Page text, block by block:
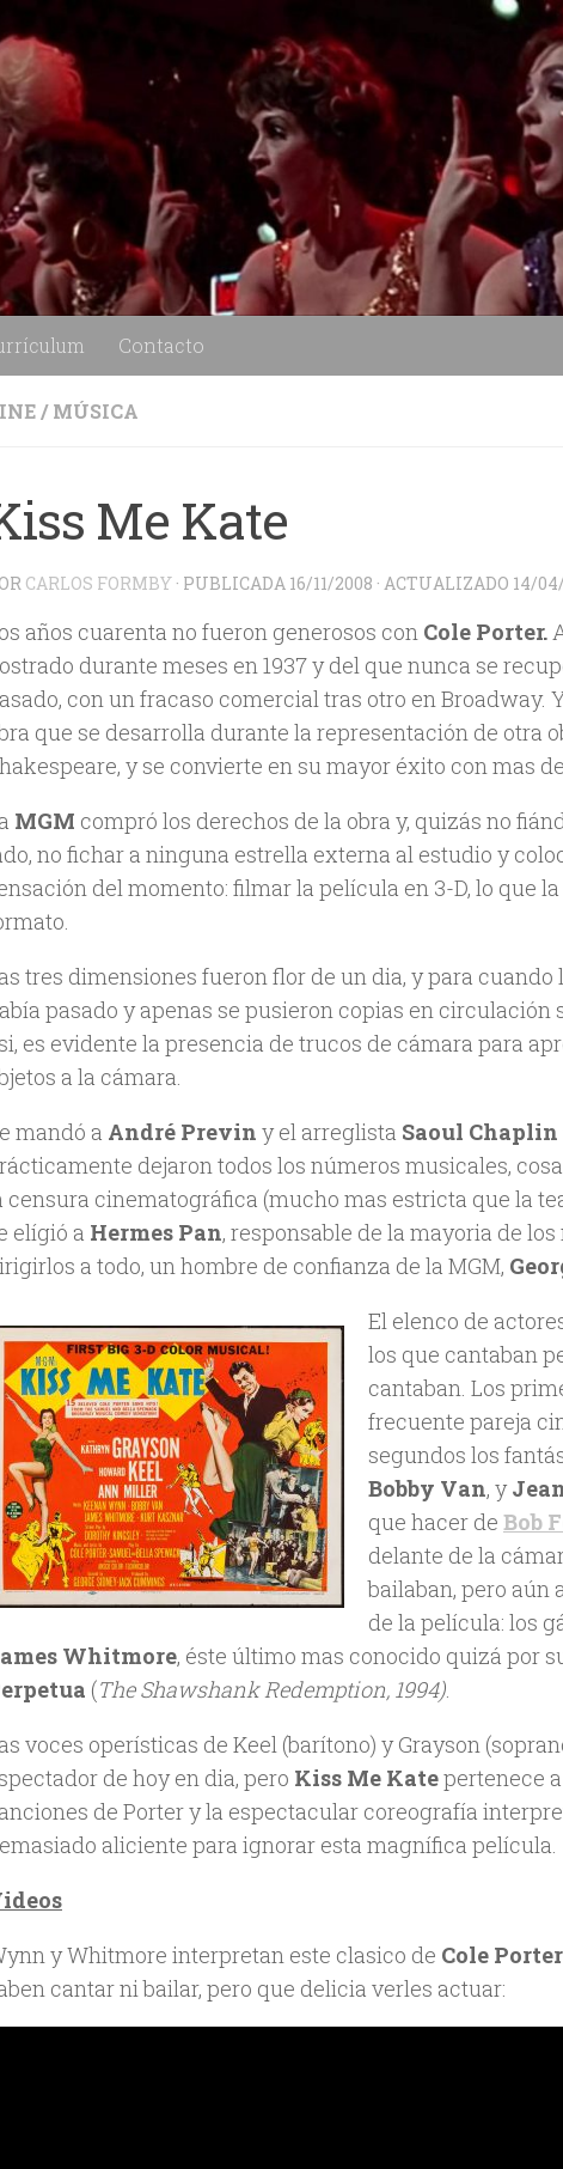
Contacto
/ MÚSICA
Me Kate
CARLOS FORMBY · PUBLICADA 16/11/2008 · ACTUALIZADO 14/
años cuarenta no fueron generosos con Cole Porter.
durante meses en 1937 y del que nunca se
con un fracaso comercial tras otro en Broadway.
que se desarrolla durante la representación de otra
y se convierte en su mayor éxito con mas
MGM compró los derechos de la obra y, quizás no
no fichar a ninguna estrella externa al estudio y
del momento: filmar la película en 3-D, lo que
tres dimensiones fueron flor de un dia, y para
pasado y apenas se pusieron copias en
es evidente la presencia de trucos de cámara para
a la cámara.
mandó a André Previn y el arreglista Saoul Chaplin
dejaron todos los números musicales,
censura cinematográfica (mucho mas estricta que la
elígió a Hermes Pan, responsable de la mayoria de
a todo, un hombre de confianza de la MGM,
El elenco de
los que cantaban
cantaban. Los
frecuente pareja
segundos los
Bobby Van, y
que hacer de Bob
delante de la
bailaban, pero aún
de la película: los
Whitmore, éste último mas conocido quizá por
(The Shawshank Redemption, 1994).
voces operísticas de Keel (barítono) y Grayson
de hoy en dia, pero Kiss Me Katepertenece
de Porter y la espectacular coreografía
aliciente para ignorar esta magnífica película.
y Whitmore interpretan este clasico de Cole Porter
cantar ni bailar, pero que delicia verles actuar: